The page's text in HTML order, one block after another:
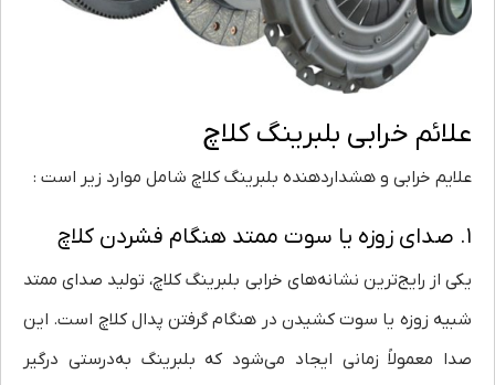
علائم خرابی بلبرینگ کلاچ
علایم خرابی و هشداردهنده بلبرینگ کلاچ شامل موارد زیر است :
۱. صدای زوزه یا سوت ممتد هنگام فشردن کلاچ
یکی از رایج‌ترین نشانه‌های خرابی بلبرینگ کلاچ، تولید صدای ممتد
شبیه زوزه یا سوت کشیدن در هنگام گرفتن پدال کلاچ است. این
صدا معمولاً زمانی ایجاد می‌شود که بلبرینگ به‌درستی درگیر